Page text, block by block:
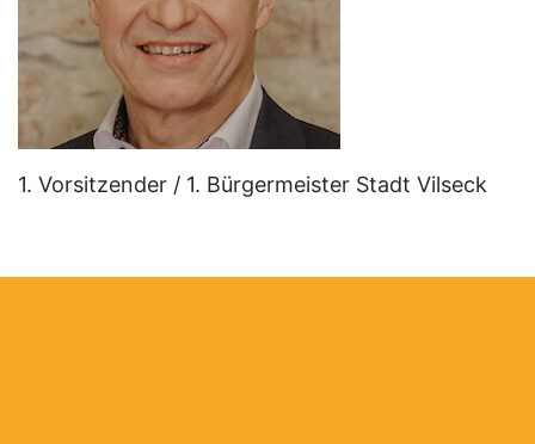
1. Vorsitzender / 1. Bürgermeister Stadt Vilseck